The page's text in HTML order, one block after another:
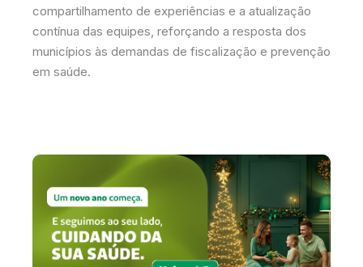
compartilhamento de experiências e a atualização
contínua das equipes, reforçando a resposta dos
municípios às demandas de fiscalização e prevenção
em saúde.